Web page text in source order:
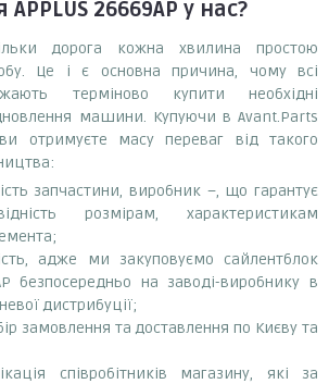
26669AP у нас?
дорога кожна хвилина простою
Це і є основна причина, чому всі
терміново купити необхідні
машини. Купуючи в Avant.Parts
отримуєте масу переваг від такого
запчастини, виробник –, що гарантує
розмірам, характеристикам
адже ми закуповуємо сайлентблок
безпосередньо на заводі-виробнику в
дистрибуції;
замовлення та доставлення по Києву та
співробітників магазину, які за